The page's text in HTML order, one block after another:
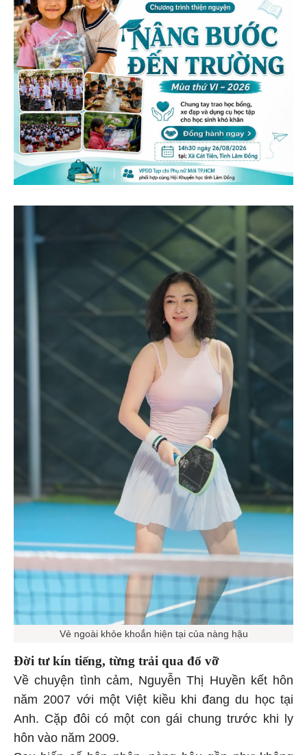
Vẻ ngoài khỏe khoắn hiện tại của nàng hậu
Đời tư kín tiếng, từng trải qua đổ vỡ
Về chuyện tình cảm, Nguyễn Thị Huyền kết hôn
năm 2007 với một Việt kiều khi đang du học tại
Anh. Cặp đôi có một con gái chung trước khi ly
hôn vào năm 2009.